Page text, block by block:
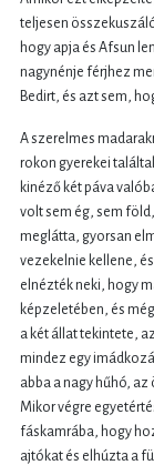
teljesen
hogy apja és Afsun
nagynénje férjhez
Bedirt, és azt sem,
A szerelmes
rokon gyerekei
kinéző két páva
volt sem ég, sem
meglátta, gyorsan
vezekelnie kellene,
elnézték neki, hogy
képzeletében, és
a két állat tekintete,
mindez egy
abba a nagy hűhó,
Mikor végre
fáskamrába, hogy
ajtókat és elhúzta a